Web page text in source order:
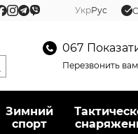
УкрРус
067
Перезвонить
Зимний
спорт